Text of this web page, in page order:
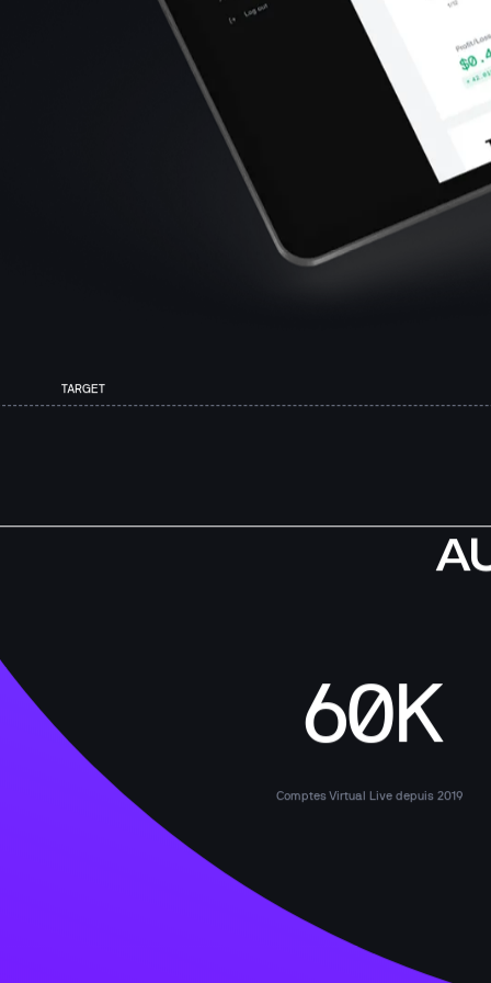
TARGET
60K